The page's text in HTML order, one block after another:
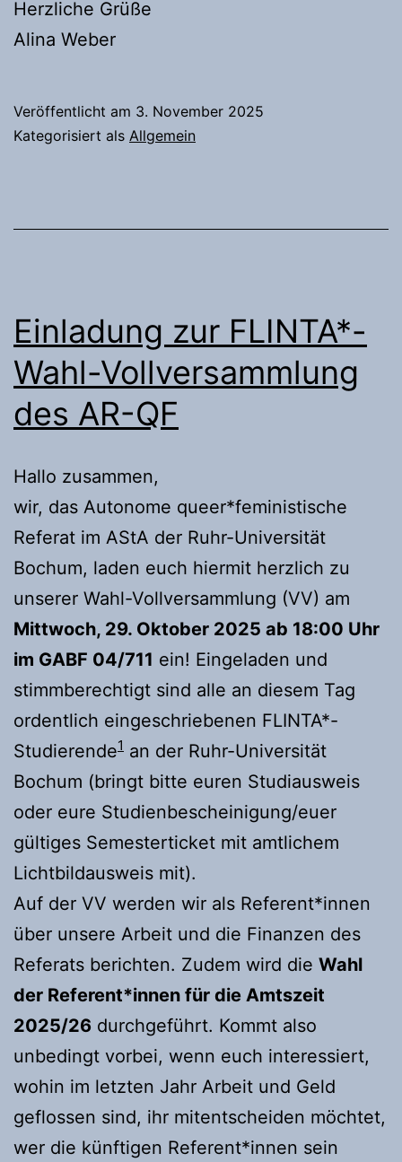
Herzliche Grüße
Alina Weber
Veröffentlicht am 3. November 2025
Kategorisiert als Allgemein
Einladung zur FLINTA*-
Wahl-Vollversammlung
des AR-QF
Hallo zusammen,
wir, das Autonome queer*feministische
Referat im AStA der Ruhr-Universität
Bochum, laden euch hiermit herzlich zu
unserer Wahl-Vollversammlung (VV) am
Mittwoch, 29. Oktober 2025 ab 18:00 Uhr
im GABF 04/711 ein! Eingeladen und
stimmberechtigt sind alle an diesem Tag
ordentlich eingeschriebenen FLINTA*-
Studierende1 an der Ruhr-Universität
Bochum (bringt bitte euren Studiausweis
oder eure Studienbescheinigung/euer
gültiges Semesterticket mit amtlichem
Lichtbildausweis mit).
Auf der VV werden wir als Referent*innen
über unsere Arbeit und die Finanzen des
Referats berichten. Zudem wird die Wahl
der Referent*innen für die Amtszeit
2025/26 durchgeführt. Kommt also
unbedingt vorbei, wenn euch interessiert,
wohin im letzten Jahr Arbeit und Geld
geflossen sind, ihr mitentscheiden möchtet,
wer die künftigen Referent*innen sein